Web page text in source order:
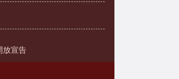
放宣告